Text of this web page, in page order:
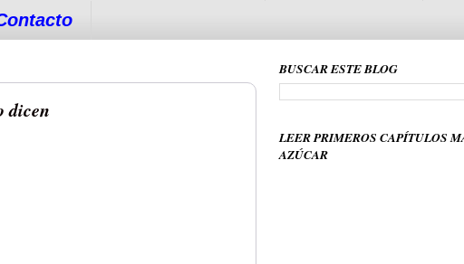
dicen
BUSCAR ESTE BLOG
LEER PRIMEROS CAPÍTULOS
AZÚCAR